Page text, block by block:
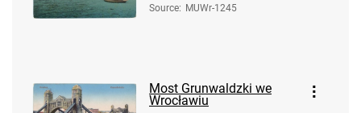
Source: MUWr-1245
Most Grunwaldzki we
Wrocławiu